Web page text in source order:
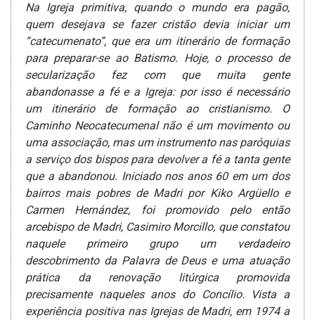
Na Igreja primitiva, quando o mundo era pagão,
quem desejava se fazer cristão devia iniciar um
“catecumenato”, que era um itinerário de formação
para preparar-se ao Batismo. Hoje, o processo de
secularização fez com que muita gente
abandonasse a fé e a Igreja: por isso é necessário
um itinerário de formação ao cristianismo. O
Caminho Neocatecumenal não é um movimento ou
uma associação, mas um instrumento nas paróquias
a serviço dos bispos para devolver a fé a tanta gente
que a abandonou. Iniciado nos anos 60 em um dos
bairros mais pobres de Madri por Kiko Argüello e
Carmen Hernández, foi promovido pelo então
arcebispo de Madri, Casimiro Morcillo, que constatou
naquele primeiro grupo um verdadeiro
descobrimento da Palavra de Deus e uma atuação
prática da renovação litúrgica promovida
precisamente naqueles anos do Concílio.
Vista a
experiência positiva nas Igrejas de Madri, em 1974 a